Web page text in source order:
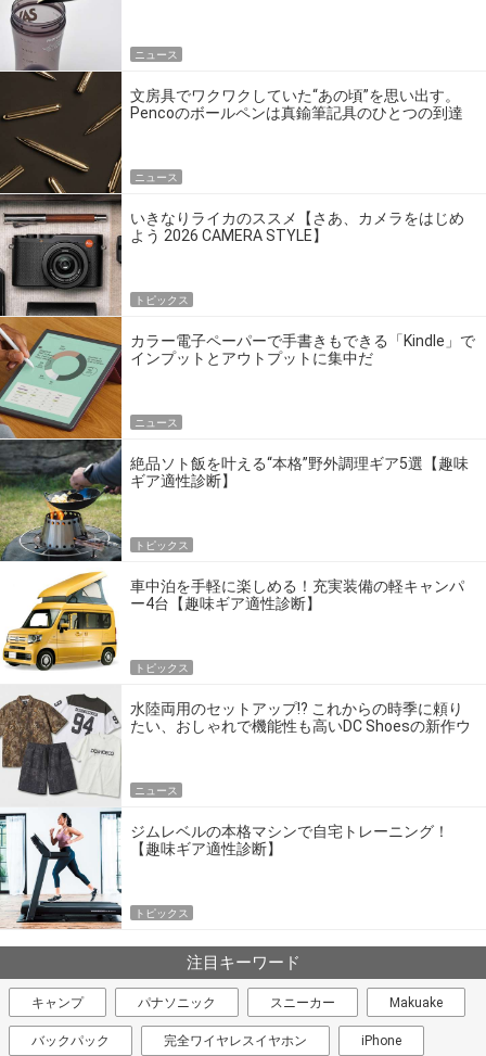
ニュース
文房具でワクワクしていた“あの頃”を思い出す。
Pencoのボールペンは真鍮筆記具のひとつの到達
ニュース
いきなりライカのススメ【さあ、カメラをはじめ
よう 2026 CAMERA STYLE】
トピックス
カラー電子ペーパーで手書きもできる「Kindle」で
インプットとアウトプットに集中だ
ニュース
絶品ソト飯を叶える“本格”野外調理ギア5選【趣味
ギア適性診断】
トピックス
車中泊を手軽に楽しめる！充実装備の軽キャンパ
ー4台【趣味ギア適性診断】
トピックス
水陸両用のセットアップ!? これからの時季に頼り
たい、おしゃれで機能性も高いDC Shoesの新作ウ
ニュース
ジムレベルの本格マシンで自宅トレーニング！
【趣味ギア適性診断】
トピックス
注目キーワード
キャンプ パナソニック スニーカー Makuake
バックパック 完全ワイヤレスイヤホン iPhone